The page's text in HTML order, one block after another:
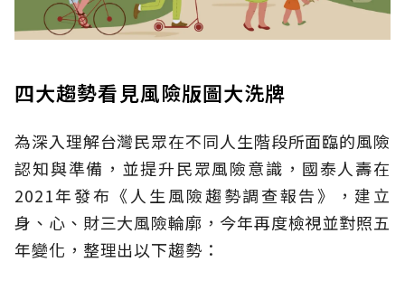
四大趨勢看見風險版圖大洗牌
為深入理解台灣民眾在不同人生階段所面臨的風險
認知與準備，並提升民眾風險意識，國泰人壽在
2021年發布《人生風險趨勢調查報告》，建立
身、心、財三大風險輪廓，今年再度檢視並對照五
年變化，整理出以下趨勢：